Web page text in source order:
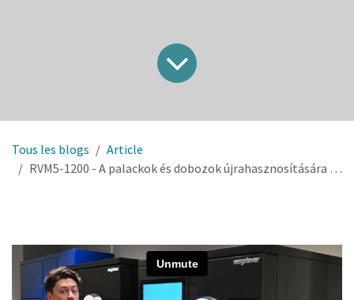
Tous les blogs
Article
RVM5-1200 - A palackok és dobozok újrahasznosítására szolgáló visszaváltó automaták